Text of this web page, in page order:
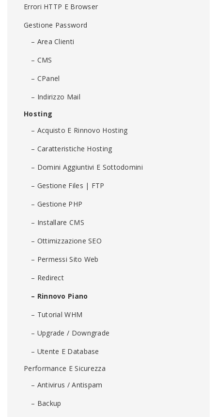
Errori HTTP E Browser
Gestione Password
– Area Clienti
– CMS
– CPanel
– Indirizzo Mail
Hosting
– Acquisto E Rinnovo Hosting
– Caratteristiche Hosting
– Domini Aggiuntivi E Sottodomini
– Gestione Files | FTP
– Gestione PHP
– Installare CMS
– Ottimizzazione SEO
– Permessi Sito Web
– Redirect
– Rinnovo Piano
– Tutorial WHM
– Upgrade / Downgrade
– Utente E Database
Performance E Sicurezza
– Antivirus / Antispam
– Backup